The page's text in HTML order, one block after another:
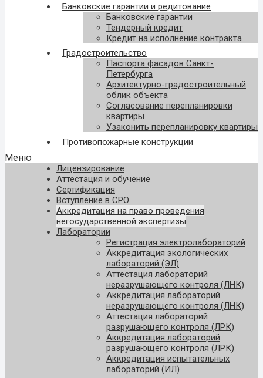
Банковские гарантии и редитование
Банковские гарантии
Тендерный кредит
Кредит на исполнение контракта
Градостроительство
Паспорта фасадов Санкт-
Петербурга
Архитектурно-градостроительный
облик объекта
Согласование перепланировки
квартиры
Узаконить перепланировку квартиры
Противопожарные конструкции
Меню
Лицензирование
Аттестация и обучение
Сертификация
Вступление в СРО
Аккредитация на право проведения
негосударственной экспертизы
Лаборатории
Регистрация электролабораторий
Аккредитация экологических
лабораторий (ЭЛ)
Аттестация лабораторий
неразрушающего контроля (ЛНК)
Аккредитация лабораторий
неразрушающего контроля (ЛНК)
Аттестация лабораторий
разрушающего контроля (ЛРК)
Аккредитация лабораторий
разрушающего контроля (ЛРК)
Аккредитация испытательных
лабораторий (ИЛ)